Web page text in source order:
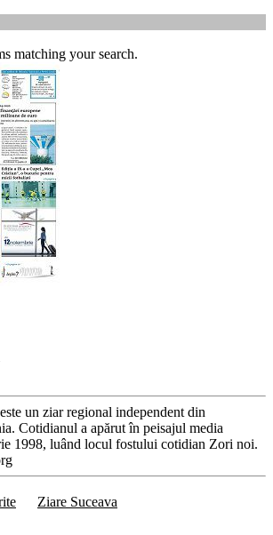
matching your search.
un ziar regional independent din
Cotidianul a apărut în peisajul media
1998, luând locul fostului cotidian Zori noi.
Ziare Suceava